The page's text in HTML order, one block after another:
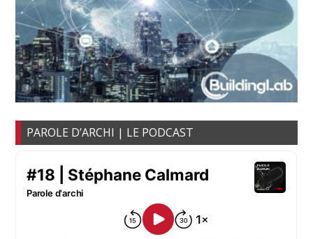
PAROLE D’ARCHI | LE PODCAST